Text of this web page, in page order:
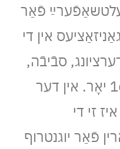
פֿאַר
אין די
סבֿיבֿה,
און קונסט העכער 16 יאָר. אין דער
זי די
פֿאַר יוגנטרוף